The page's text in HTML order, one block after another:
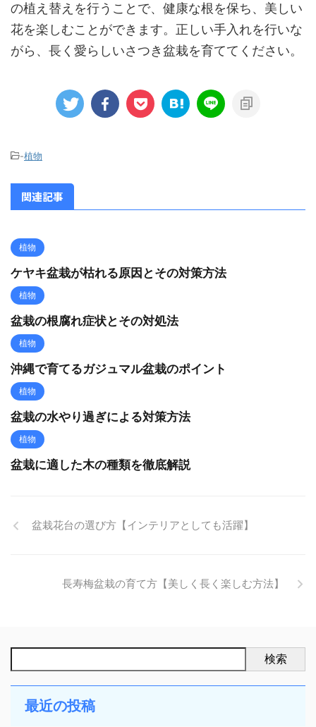
の植え替えを行うことで、健康な根を保ち、美しい
花を楽しむことができます。正しい手入れを行いな
がら、長く愛らしいさつき盆栽を育ててください。
-植物
関連記事
植物
ケヤキ盆栽が枯れる原因とその対策方法
植物
盆栽の根腐れ症状とその対処法
植物
沖縄で育てるガジュマル盆栽のポイント
植物
盆栽の水やり過ぎによる対策方法
植物
盆栽に適した木の種類を徹底解説
盆栽花台の選び方【インテリアとしても活躍】
長寿梅盆栽の育て方【美しく長く楽しむ方法】
検索
最近の投稿